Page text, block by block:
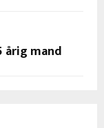
mand